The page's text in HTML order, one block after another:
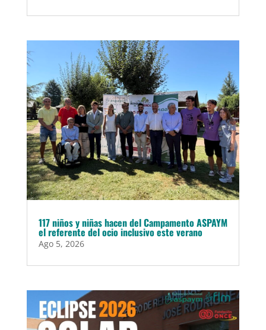
117 niños y niñas hacen del Campamento ASPAYM
el referente del ocio inclusivo este verano
Ago 5, 2026